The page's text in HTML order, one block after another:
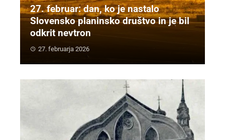
27. februar: dan, ko je nastalo
Slovensko planinsko društvo in je bil
odkrit nevtron
27. februarja 2026